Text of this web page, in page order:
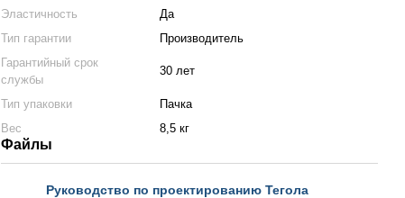
Эластичность
Да
Тип гарантии
Производитель
Гарантийный срок
службы
30 лет
Тип упаковки
Пачка
Вес
8,5 кг
Файлы
Руководство по проектированию Тегола